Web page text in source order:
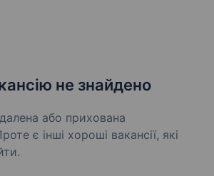
не знайдено
або прихована
є інші хороші вакансії, які